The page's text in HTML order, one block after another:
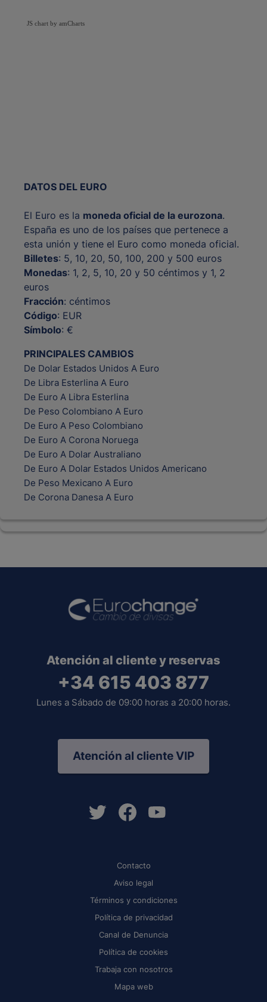
JS chart by amCharts
DATOS DEL EURO
El Euro es la moneda oficial de la eurozona.
España es uno de los países que pertenece a
esta unión y tiene el Euro como moneda oficial.
Billetes: 5, 10, 20, 50, 100, 200 y 500 euros
Monedas: 1, 2, 5, 10, 20 y 50 céntimos y 1, 2
euros
Fracción: céntimos
Código: EUR
Símbolo: €
PRINCIPALES CAMBIOS
De Dolar Estados Unidos A Euro
De Libra Esterlina A Euro
De Euro A Libra Esterlina
De Peso Colombiano A Euro
De Euro A Peso Colombiano
De Euro A Corona Noruega
De Euro A Dolar Australiano
De Euro A Dolar Estados Unidos Americano
De Peso Mexicano A Euro
De Corona Danesa A Euro
Atención al cliente y reservas
+34 615 403 877
Lunes a Sábado de 09:00 horas a 20:00 horas.
Atención al cliente VIP
Contacto
Aviso legal
Términos y condiciones
Política de privacidad
Canal de Denuncia
Política de cookies
Trabaja con nosotros
Mapa web